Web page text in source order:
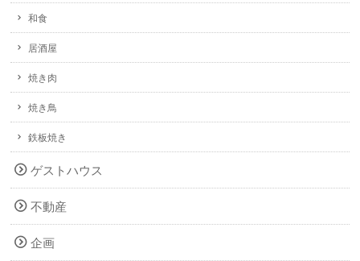
和食
居酒屋
焼き肉
焼き鳥
鉄板焼き
ゲストハウス
不動産
企画